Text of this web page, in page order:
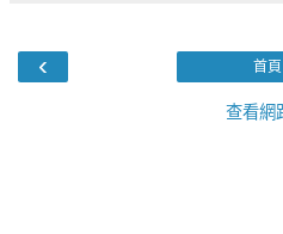
‹ 首頁
查看網